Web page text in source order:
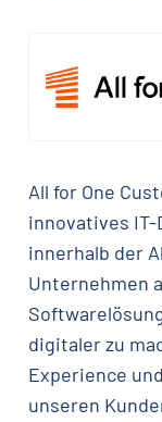
All for One
innovatives
innerhalb der
Unternehmen
digitaler zu
Experience
unseren